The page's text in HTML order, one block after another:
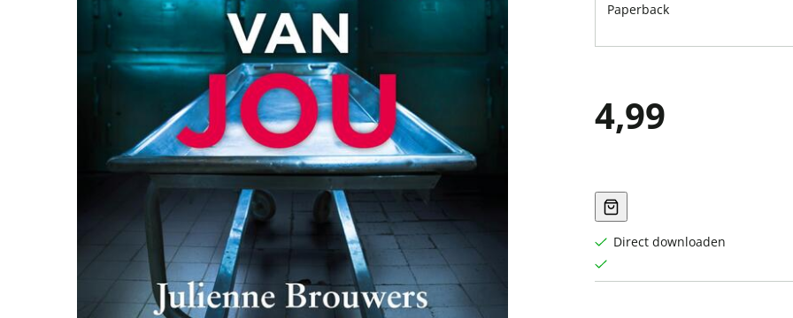
Paperback
4,99
Direct downloaden